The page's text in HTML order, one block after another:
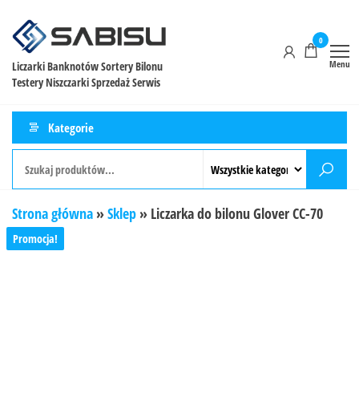
Liczarki Banknotów Sortery Bilonu
Testery Niszczarki Sprzedaż Serwis
0
Menu
Kategorie
Strona główna »Sklep » Liczarka do bilonu Glover CC-70
Promocja!